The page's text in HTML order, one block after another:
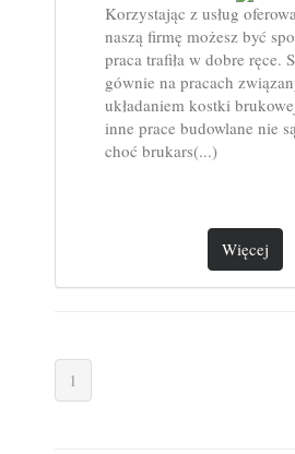
Korzystając z usług
naszą firmę możesz być
praca trafiła w dobre ręce.
gównie na pracach
układaniem kostki
inne prace budowlane nie
choć brukars(...)
Więcej
1